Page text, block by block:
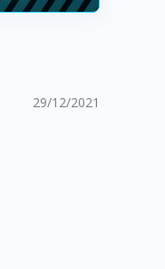
29/12/2021